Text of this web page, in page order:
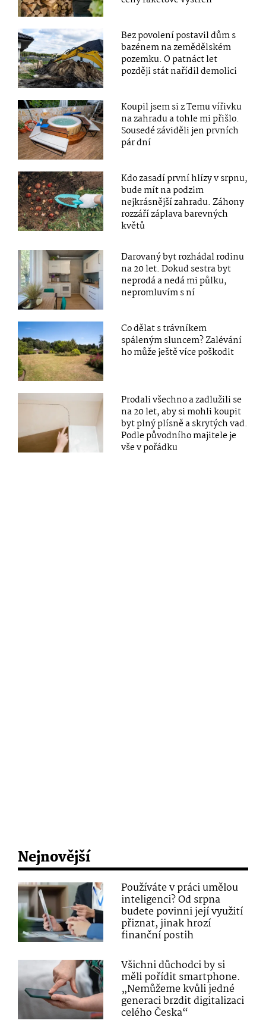
Bez povolení postavil dům s
bazénem na zemědělském
pozemku. O patnáct let
později stát nařídil demolici
Koupil jsem si z Temu vířivku
na zahradu a tohle mi přišlo.
Sousedé záviděli jen prvních
pár dní
Kdo zasadí první hlízy v srpnu,
bude mít na podzim
nejkrásnější zahradu. Záhony
rozzáří záplava barevných
květů
Darovaný byt rozhádal rodinu
na 20 let. Dokud sestra byt
neprodá a nedá mi půlku,
nepromluvím s ní
Co dělat s trávníkem
spáleným sluncem? Zalévání
ho může ještě více poškodit
Prodali všechno a zadlužili se
na 20 let, aby si mohli koupit
byt plný plísně a skrytých vad.
Podle původního majitele je
vše v pořádku
Nejnovější
Používáte v práci umělou
inteligenci? Od srpna
budete povinni její využití
přiznat, jinak hrozí
finanční postih
Všichni důchodci by si
měli pořídit smartphone.
„Nemůžeme kvůli jedné
generaci brzdit digitalizaci
celého Česka“